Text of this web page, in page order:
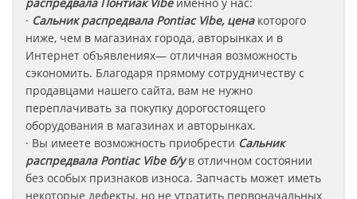
· Сальник распредвала Pontiac Vibe, цена которого
ниже, чем в магазинах города, авторынках и в
Интернет объявлениях— отличная возможность
сэкономить. Благодаря прямому сотрудничеству с
продавцами нашего сайта, вам не нужно
переплачивать за покупку дорогостоящего
оборудования в магазинах и авторынках.
· Вы имеете возможность приобрести Сальник
распредвала Pontiac Vibe б/ув отличном состоянии
без особых признаков износа. Запчасть может иметь
некоторые дефекты, но не утратить первоначальных